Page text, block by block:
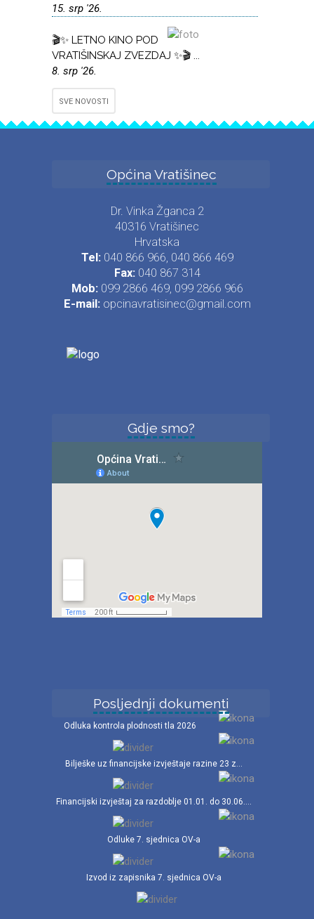
15. srp '26.
🎬✨ LETNO KINO POD
VRATIŠINSKAJ ZVEZDAJ ✨🎬 ...
8. srp '26.
SVE NOVOSTI
Općina Vratišinec
Dr. Vinka Žganca 2
40316 Vratišinec
Hrvatska
Tel: 040 866 966, 040 866 469
Fax: 040 867 314
Mob: 099 2866 469, 099 2866 966
E-mail: opcinavratisinec@gmail.com
Gdje smo?
Posljednji dokumenti
Odluka kontrola plodnosti tla 2026
Bilješke uz financijske izvještaje razine 23 z...
Financijski izvještaj za razdoblje 01.01. do 30.06....
Odluke 7. sjednica OV-a
Izvod iz zapisnika 7. sjednica OV-a